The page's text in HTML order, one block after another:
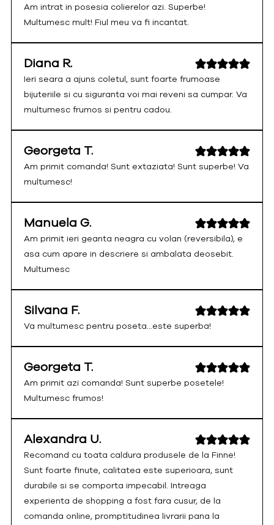
Am intrat in posesia colierelor azi. Superbe!
Multumesc mult! Fiul meu va fi incantat.
Diana R.
Ieri seara a ajuns coletul, sunt foarte frumoase
bijuteriile si cu siguranta voi mai reveni sa cumpar. Va
multumesc frumos si pentru cadou.
Georgeta T.
Am primit comanda! Sunt extaziata! Sunt superbe! Va
multumesc!
Manuela G.
Am primit ieri geanta neagra cu volan (reversibila), e
asa cum apare in descriere si ambalata deosebit.
Multumesc
Silvana F.
Va multumesc pentru poseta...este superba!
Georgeta T.
Am primit azi comanda! Sunt superbe posetele!
Multumesc frumos!
Alexandra U.
Recomand cu toata caldura produsele de la Finne!
Sunt foarte finute, calitatea este superioara, sunt
durabile si se comporta impecabil. Intreaga
experienta de shopping a fost fara cusur, de la
comanda online, promptitudinea livrarii pana la